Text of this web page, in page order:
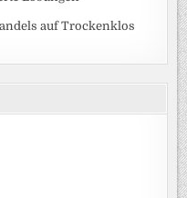
auf Trockenklos